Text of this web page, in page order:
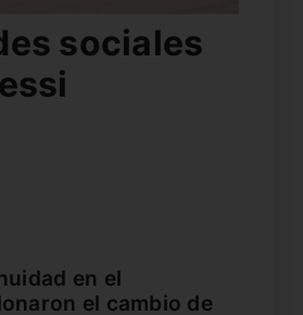
sociales
en el
el cambio de